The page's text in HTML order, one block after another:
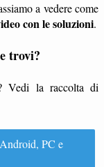
a vedere come
con le soluzioni.
trovi?
Vedi la raccolta di
PC e